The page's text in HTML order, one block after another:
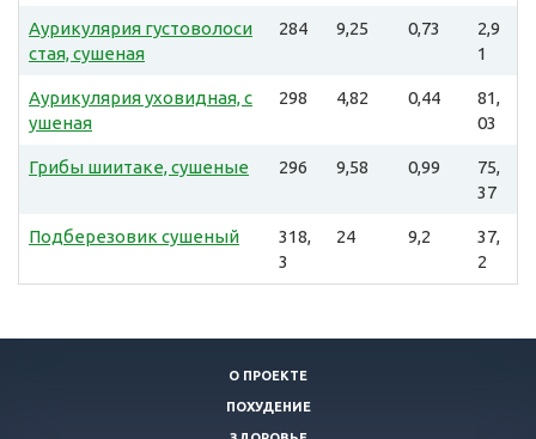
Аурикулярия густоволоси
стая, сушеная
284 9,25 0,73
2,9
1
Аурикулярия уховидная, с
ушеная
298 4,82 0,44
81,
03
Грибы шиитаке, сушеные 296 9,58 0,99
75,
37
Подберезовик сушеный
318,
3
24 9,2
37,
2
О ПРОЕКТЕ
ПОХУДЕНИЕ